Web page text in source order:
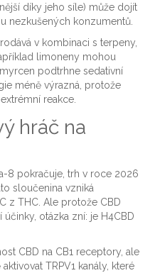
díky jeho síle) může dojít
nezkušených konzumentů.
v kombinaci s terpeny,
limoneny mohou
podtrhne sedativní
méně výrazná, protože
reakce.
hráč na
8 pokračuje, trh v roce 2026
sloučenina vzniká
z THC. Ale protože CBD
otázka zní: je H4CBD
CBD na CB1 receptory, ale
TRPV1 kanály, které